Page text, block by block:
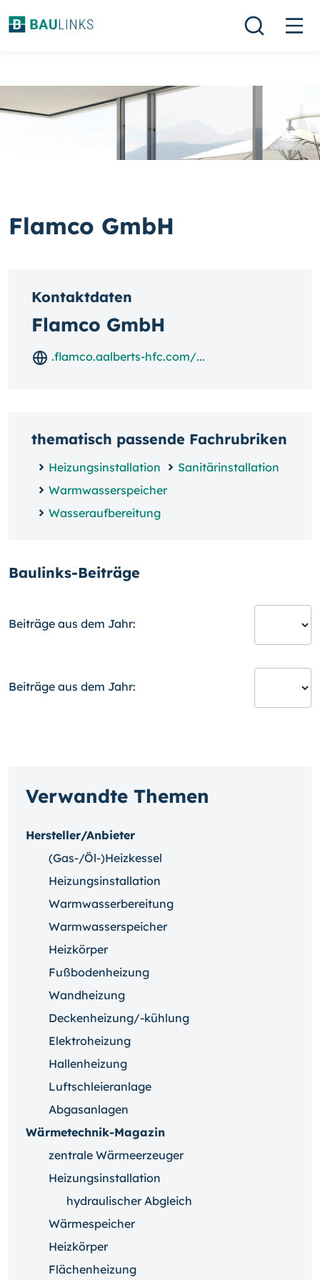
Flamco GmbH
Kontaktdaten
Flamco GmbH
.flamco.aalberts-hfc.com/...
thematisch passende Fachrubriken
Heizungsinstallation
Sanitärinstallation
Warmwasserspeicher
Wasseraufbereitung
Baulinks-Beiträge
Beiträge aus dem Jahr:
Beiträge aus dem Jahr:
Verwandte Themen
Hersteller/Anbieter
(Gas-/Öl-)Heizkessel
Heizungsinstallation
Warmwasserbereitung
Warmwasserspeicher
Heizkörper
Fußbodenheizung
Wandheizung
Deckenheizung/-kühlung
Elektroheizung
Hallenheizung
Luftschleieranlage
Abgasanlagen
Wärmetechnik-Magazin
zentrale Wärmeerzeuger
Heizungsinstallation
hydraulischer Abgleich
Wärmespeicher
Heizkörper
Flächenheizung